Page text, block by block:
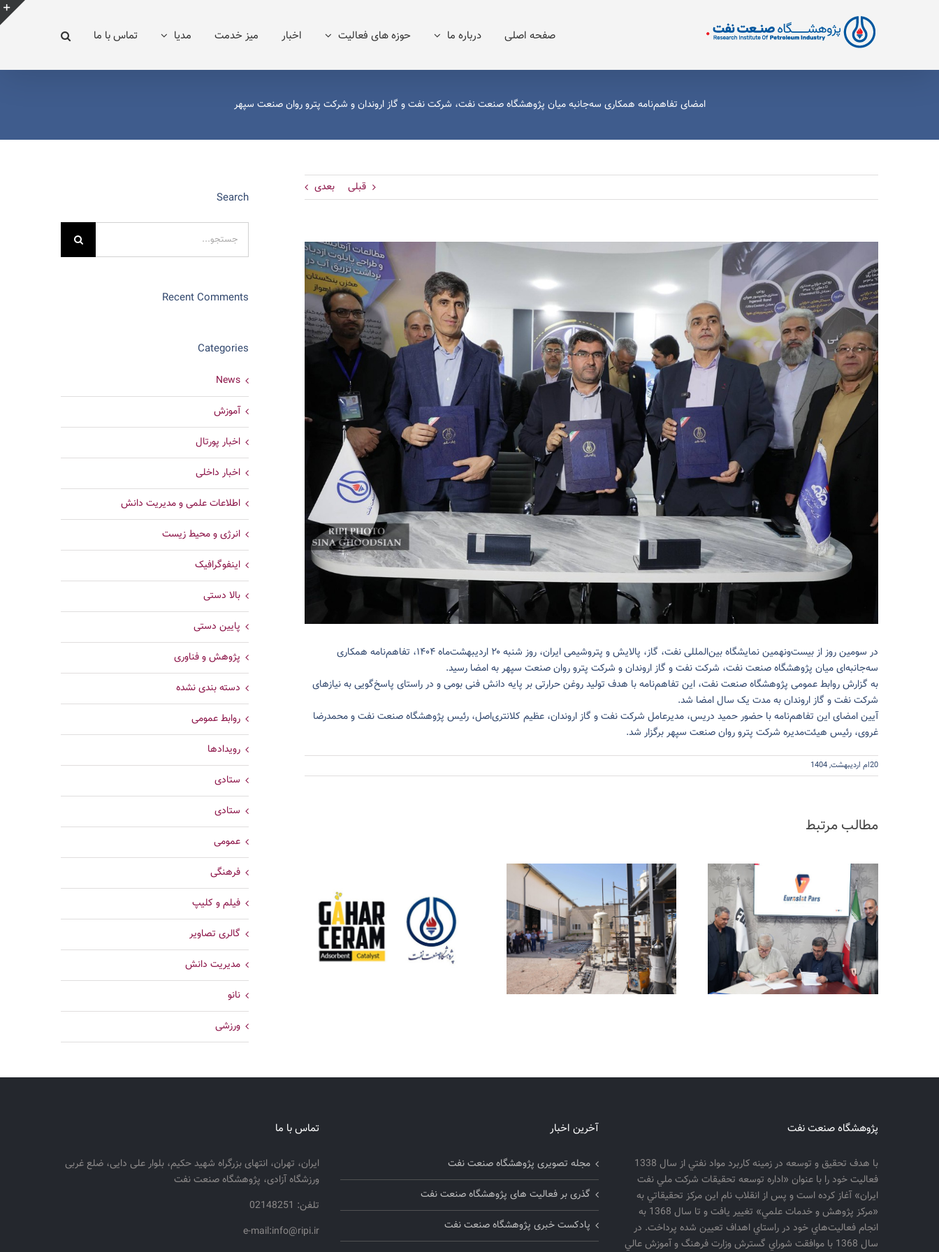
صفحه اصلی درباره ما حوزه های فعالیت اخبار میز خدمت مدیا تماس با ما
امضای تفاهم‌نامه همکاری سه‌جانبه میان پژوهشگاه صنعت نفت، شرکت نفت و گاز اروندان و شرکت پترو روان صنعت سپهر
قبلی بعدی
Larger
Image
در سومین روز از بیست‌ونهمین نمایشگاه بین‌المللی نفت، گاز، پالایش و پتروشیمی ایران، روز شنبه ۲۰ اردیبهشت‌ماه ۱۴۰۴، تفاهم‌نامه همکاری
سه‌جانبه‌ای میان پژوهشگاه صنعت نفت، شرکت نفت و گاز اروندان و شرکت پترو روان صنعت سپهر به امضا رسید.
به گزارش روابط عمومی پژوهشگاه صنعت نفت، این تفاهم‌نامه با هدف تولید روغن حرارتی بر پایه دانش فنی بومی و در راستای پاسخ‌گویی به نیازهای
شرکت نفت و گاز اروندان به مدت یک سال امضا شد.
آیین امضای این تفاهم‌نامه با حضور حمید دریس، مدیرعامل شرکت نفت و گاز اروندان، عظیم کلانتری‌اصل، رئیس پژوهشگاه صنعت نفت و محمدرضا
غروی، رئیس هیئت‌مدیره شرکت پترو روان صنعت سپهر برگزار شد.
20ام اردیبهشت, 1404
مطالب مرتبط
Search
برای:
Recent Comments
Categories
News
آموزش
اخبار پورتال
اخبار داخلی
اطلاعات علمی و مدیریت دانش
انرژی و محیط زیست
اینفوگرافیک
بالا دستی
پایین دستی
پژوهش و فناوری
دسته بندی نشده
روابط عمومی
رویدادها
ستادی
ستادی
عمومی
فرهنگی
فیلم و کلیپ
گالری تصاویر
مدیریت دانش
نانو
ورزشی
پژوهشگاه صنعت نفت
با هدف تحقيق و توسعه در زمينه كاربرد مواد نفتي از سال 1338
فعاليت خود را با عنوان «اداره توسعه تحقيقات شركت ملي نفت
ايران» آغاز كرده است و پس از انقلاب نام اين مركز تحقيقاتي به
«مركز پژوهش و خدمات علمي» تغيير يافت و تا سال 1368 به
انجام فعاليت‌هاي خود در راستاي اهداف تعيين شده پرداخت. در
سال 1368 با موافقت شوراي گسترش وزارت فرهنگ و آموزش عالي
آخرین اخبار
مجله تصویری پژوهشگاه صنعت نفت
گذری بر فعالیت های پژوهشگاه صنعت نفت
پادکست خبری پژوهشگاه صنعت نفت
تماس با ما
ایران، تهران، انتهای بزرگراه شهید حکیم، بلوار علی دایی، ضلع غربی
ورزشگاه آزادی، پژوهشگاه صنعت نفت
تلفن: 02148251
e-mail:info@ripi.ir